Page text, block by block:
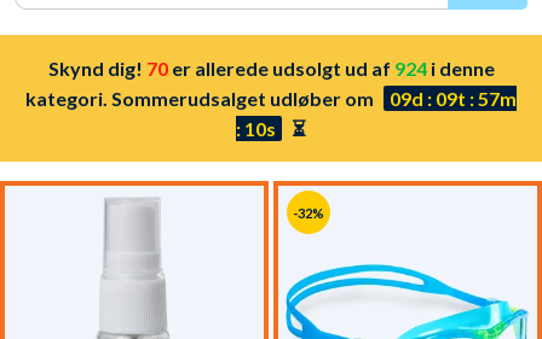
Skynd dig! 70er allerede udsolgt ud af 924i denne
kategori. Sommerudsalget udløber om
09d : 09t : 57m
: 08s
⏳
-32%